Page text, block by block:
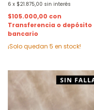
6 x $21.875,00 sin interés
$105.000,00 con
Transferencia o depósito
bancario
¡Solo quedan 5 en stock!